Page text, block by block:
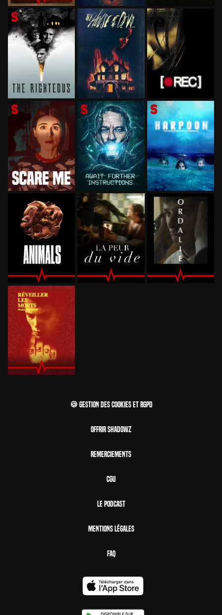
🍪 Gestion des cookies et RGPD
Offrir Shadowz
Remerciements
CGU
Le Podcast
Mentions Légales
FAQ